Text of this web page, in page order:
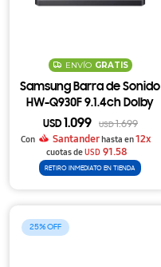
ENVÍO GRATIS
Samsung Barra de Sonido
HW-Q930F 9.1.4ch Dolby
Atmos con Subwoofer y
Parlantes Traseros
Inalámbricos
USD 1.099 USD1.699
Con
Santanderhasta en12x
cuotas deUSD 91.58
RETIRO INMEDIATO EN TIENDA
25